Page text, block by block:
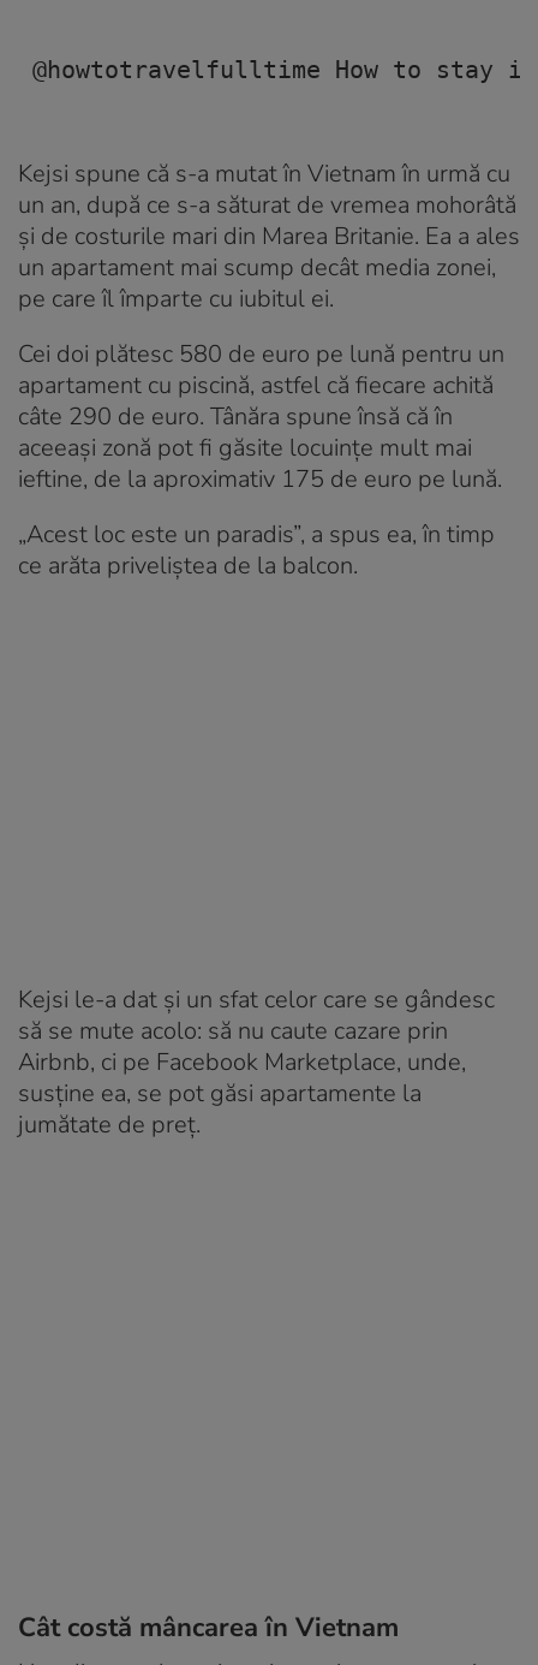
@howtotravelfulltime How to stay
Kejsi spune că s-a mutat în Vietnam în urmă cu
un an, după ce s-a săturat de vremea mohorâtă
și de costurile mari din Marea Britanie. Ea a ales
un apartament mai scump decât media zonei,
pe care îl împarte cu iubitul ei.
Cei doi plătesc 580 de euro pe lună pentru un
apartament cu piscină, astfel că fiecare achită
câte 290 de euro. Tânăra spune însă că în
aceeași zonă pot fi găsite locuințe mult mai
ieftine, de la aproximativ 175 de euro pe lună.
„Acest loc este un paradis”, a spus ea, în timp
ce arăta priveliștea de la balcon.
Kejsi le-a dat și un sfat celor care se gândesc
să se mute acolo: să nu caute cazare prin
Airbnb, ci pe Facebook Marketplace, unde,
susține ea, se pot găsi apartamente la
jumătate de preț.
Cât costă mâncarea în Vietnam